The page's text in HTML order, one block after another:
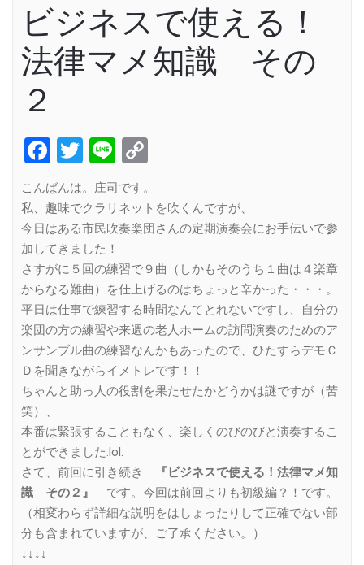
ビジネスで使える！
法律マメ知識 その
２
Facebook
Twitter
Line
こんばんは。庄司です。
私、趣味でクラリネットを吹くんですが、
今日はある市民吹奏楽団さんの定期演奏会にお手伝いで参
加してきました！
さすがに５回の練習で９曲（しかもそのうち１曲は４楽章
からなる難曲）を仕上げるのはちょっと辛かった・・・。
平日は仕事で練習する時間なんてとれないですし、自分の
楽団の方の練習や来週の老人ホームの訪問演奏のためのア
ンサンブル曲の練習なんかもあったので、ひたすらデモＣ
Ｄを聞きながらイメトレです！！
ちゃんと助っ人の役割を果たせたかどうかは謎ですが（苦
笑）、
本番は緊張することもなく、楽しくのびのびと演奏するこ
とができました:lol:
さて、前回に引き続き
『ビジネスで使える！法律マメ知
識 その２』 です。今回は前回よりも初級編？！です。
（相変わらず詳細な説明をはしょったりして正確でない部
分も含まれていますが、ご了承ください。）
↓↓↓↓